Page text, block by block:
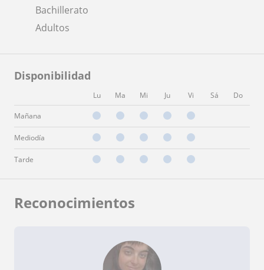
Bachillerato
Adultos
Disponibilidad
Lu Ma Mi Ju Vi Sá Do
Mañana
Mediodía
Tarde
Reconocimientos